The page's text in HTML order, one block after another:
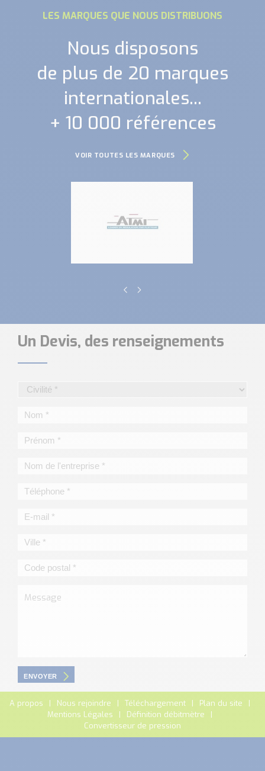
LES MARQUES QUE NOUS DISTRIBUONS
Nous disposons
de plus de 20 marques
internationales...
+ 10 000 références
VOIR TOUTES LES MARQUES
Un Devis, des renseignements
ENVOYER
A propos Nous rejoindre Téléchargement
Plan du site
Mentions Légales
Définition débitmètre
Convertisseur de pression